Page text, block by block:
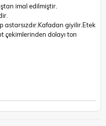
imal edilmiştir.
astarsızdır.Kafadan giyilir.Etek
çekimlerinden dolayı ton